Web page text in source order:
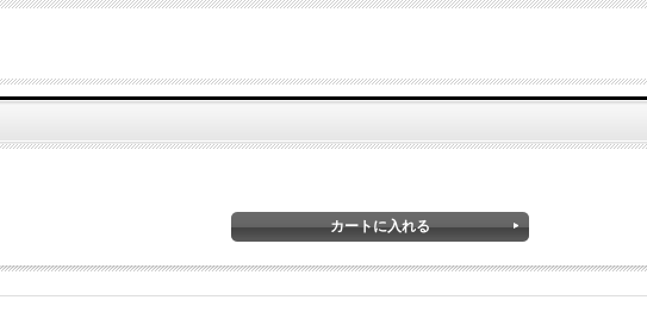
乳、乳等を主要原料とする食品、卵、マーガリン、砂糖、イ
・2220kcal たんぱく質・43.8ｇ 脂質・51.5ｇ 炭水化物・